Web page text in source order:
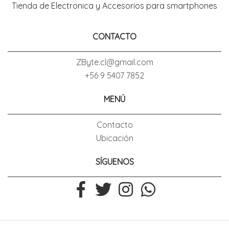
Tienda de Electronica y Accesorios para smartphones
CONTACTO
ZByte.cl@gmail.com
+56 9 5407 7852
MENÚ
Contacto
Ubicación
SÍGUENOS